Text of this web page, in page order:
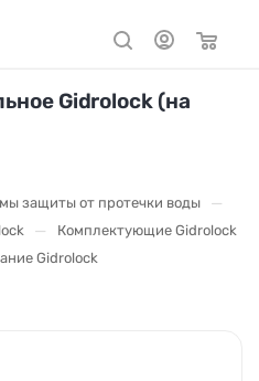
Gidrolock (на
защиты от протечки воды —
— Комплектующие Gidrolock
Gidrolock